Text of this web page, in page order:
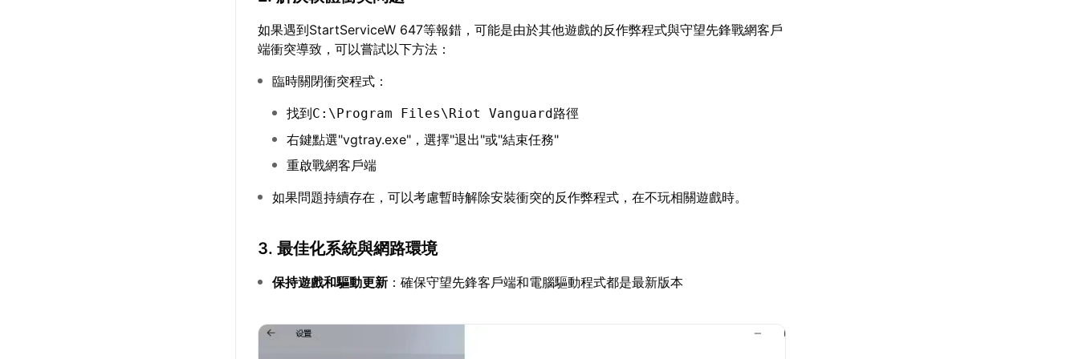
如果遇到StartServiceW 647等報錯，可能是由於其他遊戲的反作弊程式與守望先鋒戰網客戶
端衝突導致，可以嘗試以下方法：
臨時關閉衝突程式：
找到C:\Program Files\Riot Vanguard 路徑
右鍵點選"vgtray.exe"，選擇"退出"或"結束任務"
重啟戰網客戶端
如果問題持續存在，可以考慮暫時解除安裝衝突的反作弊程式，在不玩相關遊戲時。
3. 最佳化系統與網路環境
保持遊戲和驅動更新 ：確保守望先鋒客戶端和電腦驅動程式都是最新版本